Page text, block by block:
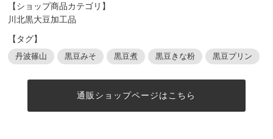
【ショップ商品カテゴリ】
川北黒大豆加工品
【タグ】
丹波篠山 黒豆みそ 黒豆煮 黒豆きな粉 黒豆プリン
通販ショップページはこちら